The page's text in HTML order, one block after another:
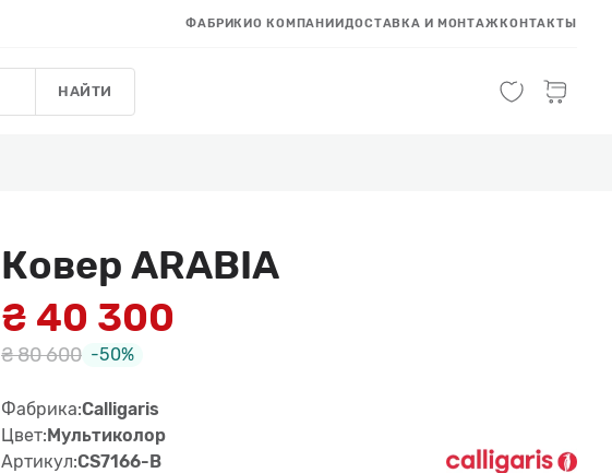
ФАБРИКИО КОМПАНИИДОСТАВКА И МОНТАЖКОНТАКТЫ
НАЙТИ
Ковер ARABIA
₴ 40 300
₴ 80 600 -50%
Фабрика:Calligaris
Цвет:Мультиколор
Артикул:CS7166-B